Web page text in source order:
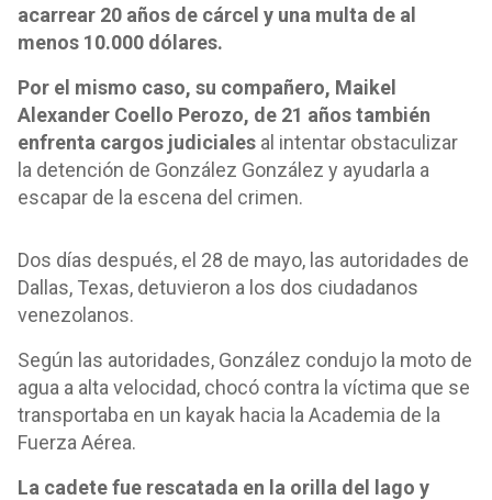
acarrear 20 años de cárcel y una multa de al
menos 10.000 dólares.
Por el mismo caso, su compañero, Maikel
Alexander Coello Perozo, de 21 años también
enfrenta cargos judiciales al intentar obstaculizar
la detención de González González y ayudarla a
escapar de la escena del crimen.
Dos días después, el 28 de mayo, las autoridades de
Dallas, Texas, detuvieron a los dos ciudadanos
venezolanos.
Según las autoridades, González condujo la moto de
agua a alta velocidad, chocó contra la víctima que se
transportaba en un kayak hacia la Academia de la
Fuerza Aérea.
La cadete fue rescatada en la orilla del lago y